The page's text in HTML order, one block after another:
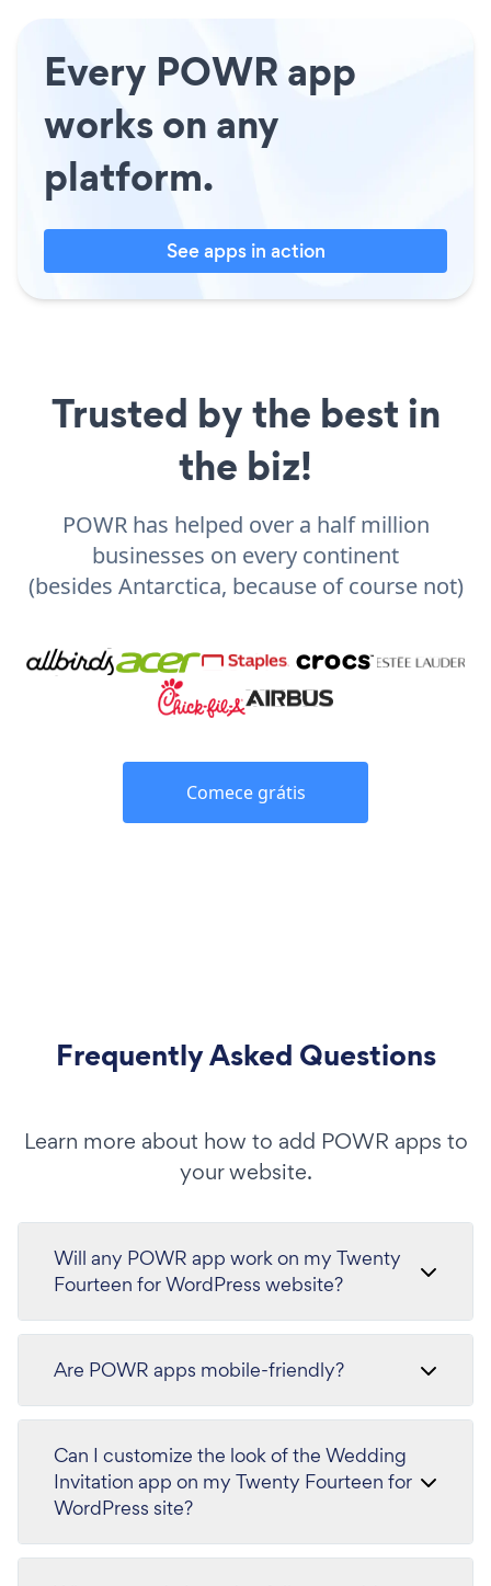
Every POWR app
works on any
platform.
See apps in action
Trusted by the best in
the biz!
POWR has helped over a half million
businesses on every continent
(besides Antarctica, because of course not)
Comece grátis
Frequently Asked Questions
Learn more about how to add POWR apps to
your website.
Will any POWR app work on my Twenty
Fourteen for WordPress website?
Are POWR apps mobile-friendly?
Can I customize the look of the Wedding
Invitation app on my Twenty Fourteen for
WordPress site?